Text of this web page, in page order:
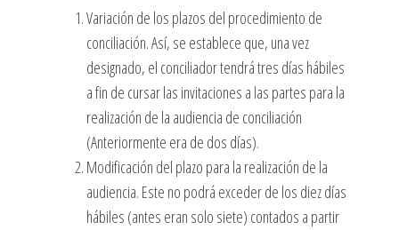
Variación de los plazos del procedimiento de
conciliación. Así, se establece que, una vez
designado, el conciliador tendrá tres días hábiles
a fin de cursar las invitaciones a las partes para la
realización de la audiencia de conciliación
(Anteriormente era de dos días).
Modificación del plazo para la realización de la
audiencia. Este no podrá exceder de los diez días
hábiles (antes eran solo siete) contados a partir